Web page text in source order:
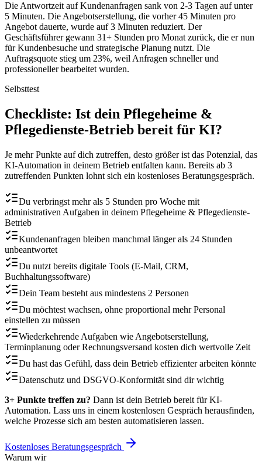
Die Antwortzeit auf Kundenanfragen sank von 2-3 Tagen auf unter
5 Minuten. Die Angebotserstellung, die vorher 45 Minuten pro
Angebot dauerte, wurde auf 3 Minuten reduziert. Der
Geschäftsführer gewann 31+ Stunden pro Monat zurück, die er nun
für Kundenbesuche und strategische Planung nutzt. Die
Auftragsquote stieg um 23%, weil Anfragen schneller und
professioneller bearbeitet wurden.
Selbsttest
Checkliste: Ist dein Pflegeheime &
Pflegedienste-Betrieb bereit für KI?
Je mehr Punkte auf dich zutreffen, desto größer ist das Potenzial, das
KI-Automation in deinem Betrieb entfalten kann. Bereits ab 3
zutreffenden Punkten lohnt sich ein kostenloses Beratungsgespräch.
Du verbringst mehr als 5 Stunden pro Woche mit
administrativen Aufgaben in deinem Pflegeheime & Pflegedienste-
Betrieb
Kundenanfragen bleiben manchmal länger als 24 Stunden
unbeantwortet
Du nutzt bereits digitale Tools (E-Mail, CRM,
Buchhaltungssoftware)
Dein Team besteht aus mindestens 2 Personen
Du möchtest wachsen, ohne proportional mehr Personal
einstellen zu müssen
Wiederkehrende Aufgaben wie Angebotserstellung,
Terminplanung oder Rechnungsversand kosten dich wertvolle Zeit
Du hast das Gefühl, dass dein Betrieb effizienter arbeiten könnte
Datenschutz und DSGVO-Konformität sind dir wichtig
3+ Punkte treffen zu? Dann ist dein Betrieb bereit für KI-
Automation. Lass uns in einem kostenlosen Gespräch herausfinden,
welche Prozesse sich am besten automatisieren lassen.
Kostenloses Beratungsgespräch
Warum wir